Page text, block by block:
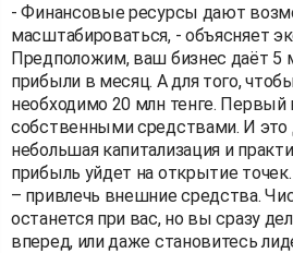
- Финансовые ресурсы дают
масштабироваться, - объясняет
Предположим, ваш бизнес даёт 5
прибыли в месяц. А для того,
необходимо 20 млн тенге.
собственными средствами. И это
небольшая капитализация и
прибыль уйдет на открытие
– привлечь внешние средства.
останется при вас, но вы сразу
вперед, или даже становитесь